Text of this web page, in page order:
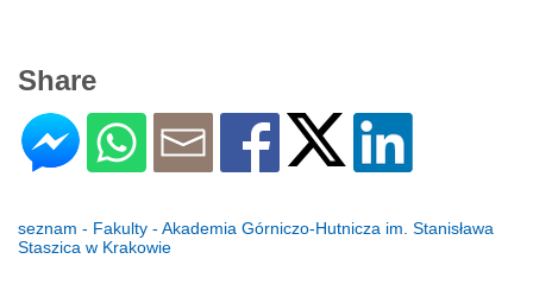
Share
seznam - Fakulty - Akademia Górniczo-Hutnicza im. Stanisława
Staszica w Krakowie